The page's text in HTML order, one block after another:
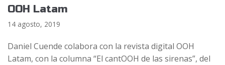
OOH Latam
14 agosto, 2019
Daniel Cuende colabora con la revista digital OOH
Latam, con la columna “El cantOOH de las sirenas”, del